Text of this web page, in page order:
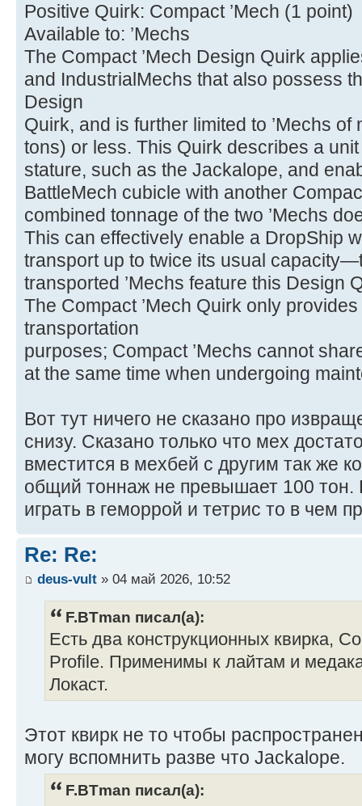
Positive Quirk: Compact ’Mech (1 point)
Available to: ’Mechs
The Compact ’Mech Design Quirk
and IndustrialMechs that also possess
Design
Quirk, and is further limited to ’Mechs of
tons) or less. This Quirk describes a
stature, such as the Jackalope, and
BattleMech cubicle with another
combined tonnage of the two ’Mechs
This can effectively enable a DropShip
transport up to twice its usual
transported ’Mechs feature this Design
The Compact ’Mech Quirk only
transportation
purposes; Compact ’Mechs cannot
at the same time when undergoing
Вот тут ничего не сказано про
снизу. Сказано только что мех
вместится в мехбей с другим так же
общий тоннаж не превышает 100 тон.
играть в геморрой и тетрис то в чем
Re: Re:
deus-vult » 04 май 2026, 10:52
F.BTman писал(а):
Есть два конструкционных квирка,
Profile. Применимы к лайтам и
Локаст.
Этот квирк не то чтобы
могу вспомнить разве что Jackalope.
F.BTman писал(а):